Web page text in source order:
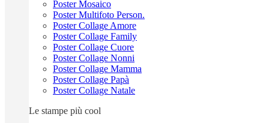
Poster Mosaico
Poster Multifoto Person.
Poster Collage Amore
Poster Collage Family
Poster Collage Cuore
Poster Collage Nonni
Poster Collage Mamma
Poster Collage Papà
Poster Collage Natale
Le stampe più cool